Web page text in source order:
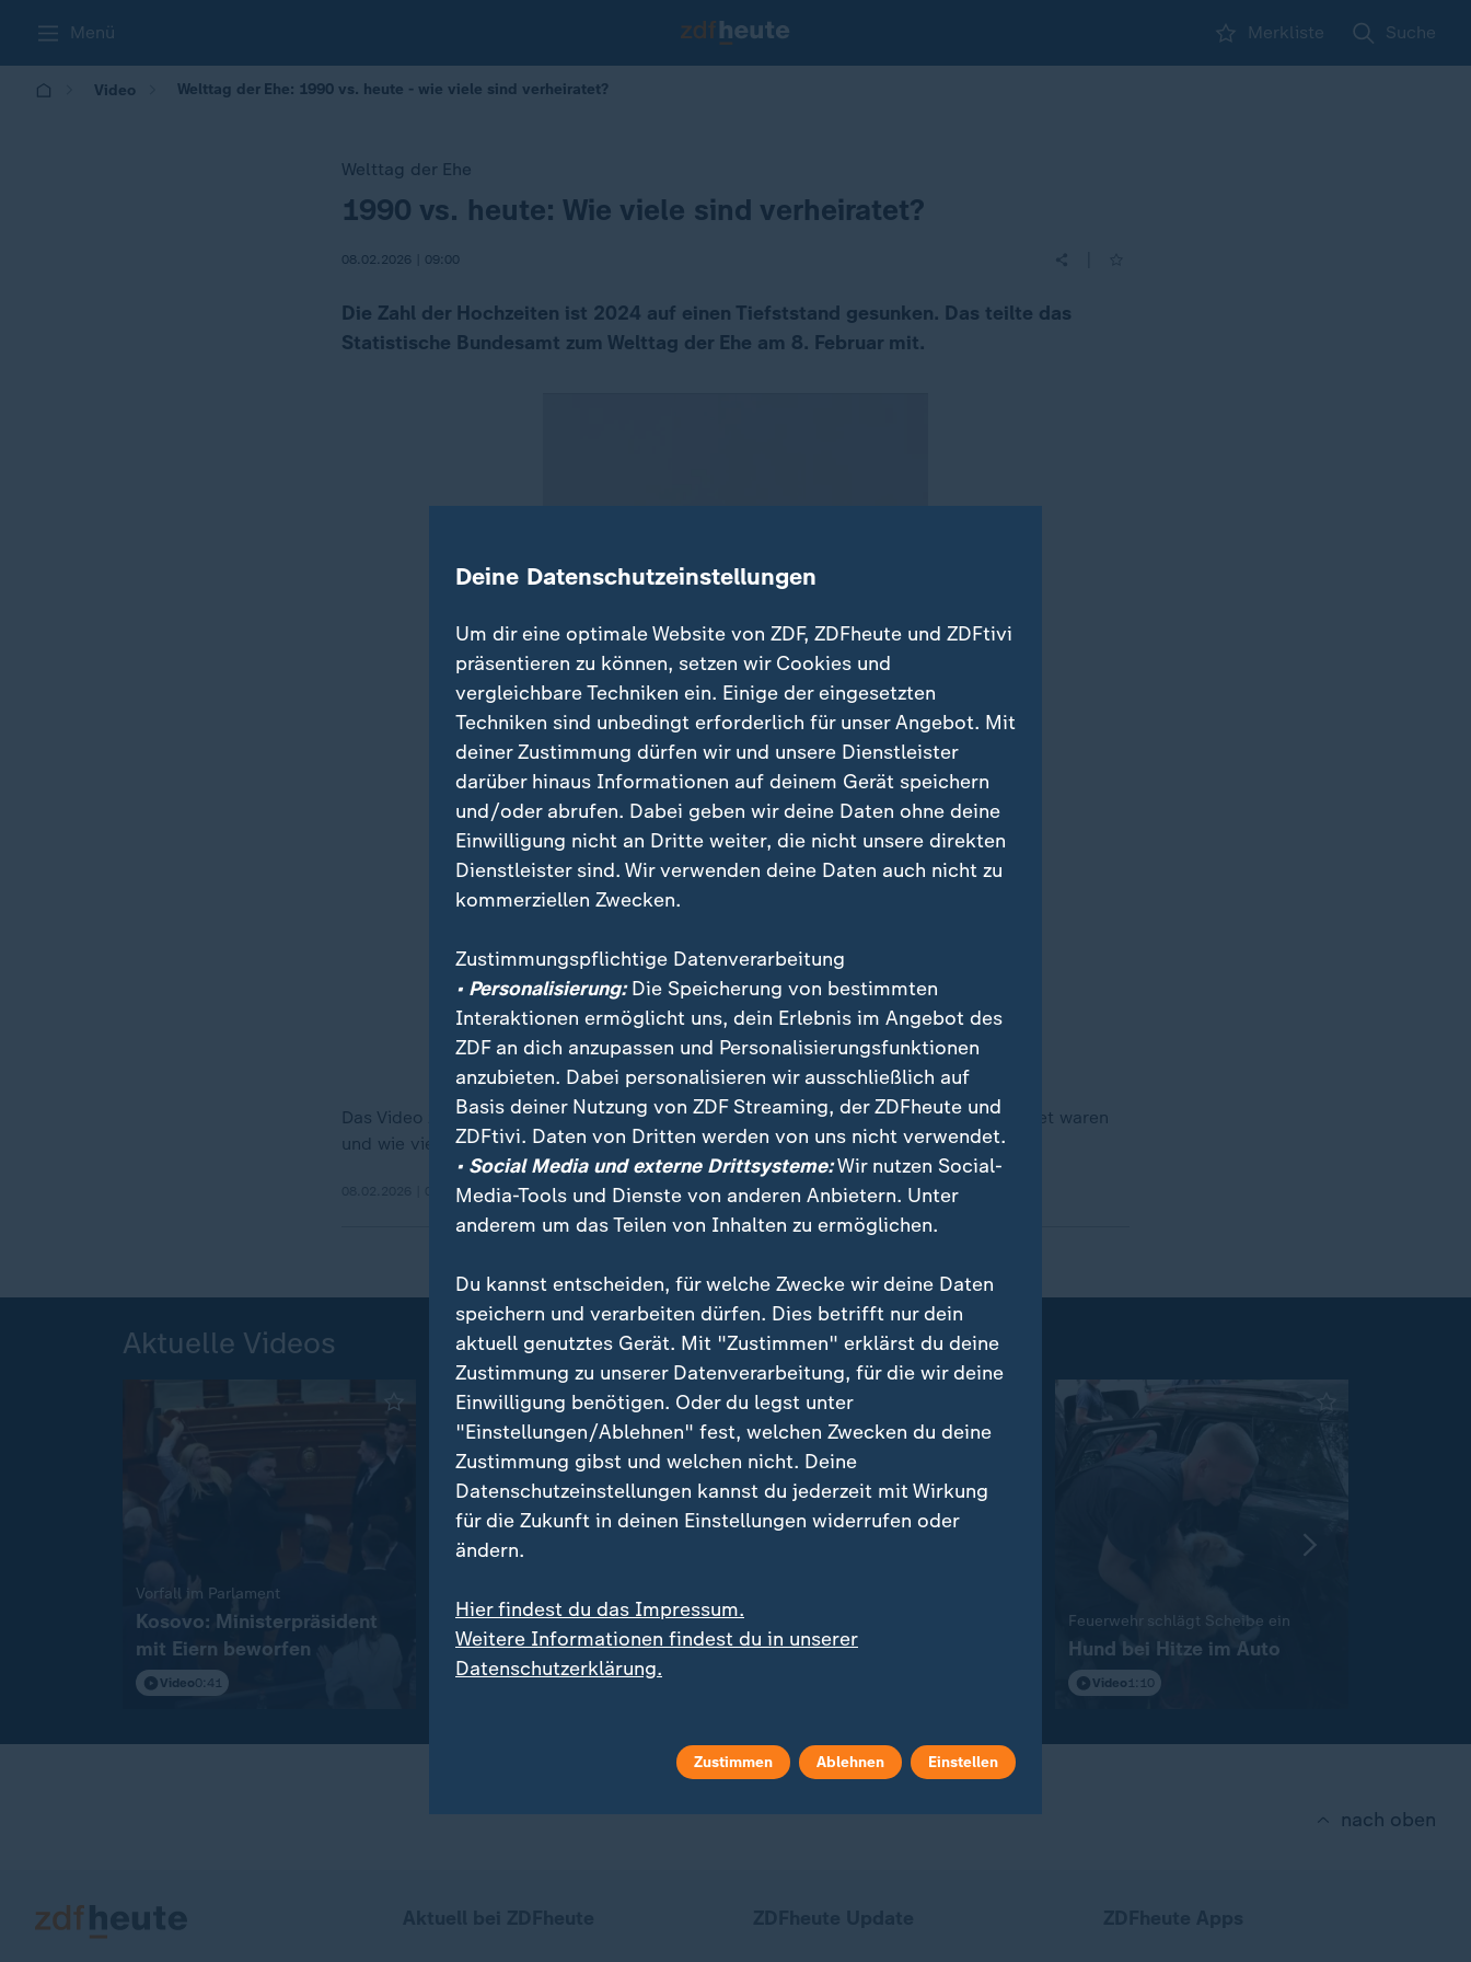
Menü Merkliste Suche
Video Welttag der Ehe: 1990 vs. heute - wie viele sind verheiratet?
Welttag der Ehe
:1990 vs. heute: Wie viele sind verheiratet?
08.02.2026 | 09:00
Die Zahl der Hochzeiten ist 2024 auf einen Tiefststand gesunken. Das teilte das
Statistische Bundesamt zum Welttag der Ehe am 8. Februar mit.
Das Video zeigt, wie viele Menschen in Deutschland in welchem Alter 1990 verheiratet waren
und wie viele es heute sind.
08.02.2026 | 0:20 min
Aktuelle Videos
Vorfall im Parlament
Kosovo: Ministerpräsident
mit Eiern beworfen
Video0:41
Deutschlands älteste
Synchronsprecherin
können zurückkehren
Feuerwehr schlägt Scheibe ein
Hund bei Hitze im Auto
Video 1:10
nach oben
Deine Datenschutzeinstellungen
Um dir eine optimale Website von ZDF, ZDFheute und ZDFtivi
präsentieren zu können, setzen wir Cookies und
vergleichbare Techniken ein. Einige der eingesetzten
Techniken sind unbedingt erforderlich für unser Angebot. Mit
deiner Zustimmung dürfen wir und unsere Dienstleister
darüber hinaus Informationen auf deinem Gerät speichern
und/oder abrufen. Dabei geben wir deine Daten ohne deine
Einwilligung nicht an Dritte weiter, die nicht unsere direkten
Dienstleister sind. Wir verwenden deine Daten auch nicht zu
kommerziellen Zwecken.
Zustimmungspflichtige Datenverarbeitung
• Personalisierung:Die Speicherung von bestimmten
Interaktionen ermöglicht uns, dein Erlebnis im Angebot des
ZDF an dich anzupassen und Personalisierungsfunktionen
anzubieten. Dabei personalisieren wir ausschließlich auf
Basis deiner Nutzung von ZDF Streaming, der ZDFheute und
ZDFtivi. Daten von Dritten werden von uns nicht verwendet.
• Social Media und externe Drittsysteme:Wir nutzen Social-
Media-Tools und Dienste von anderen Anbietern. Unter
anderem um das Teilen von Inhalten zu ermöglichen.
Du kannst entscheiden, für welche Zwecke wir deine Daten
speichern und verarbeiten dürfen. Dies betrifft nur dein
aktuell genutztes Gerät. Mit "Zustimmen" erklärst du deine
Zustimmung zu unserer Datenverarbeitung, für die wir deine
Einwilligung benötigen. Oder du legst unter
"Einstellungen/Ablehnen" fest, welchen Zwecken du deine
Zustimmung gibst und welchen nicht. Deine
Datenschutzeinstellungen kannst du jederzeit mit Wirkung
für die Zukunft in deinen Einstellungen widerrufen oder
ändern.
Hier findest du das Impressum.
Weitere Informationen findest du in unserer
Datenschutzerklärung.
Zustimmen Ablehnen Einstellen